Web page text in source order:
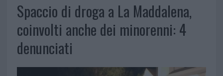
Spaccio di droga a La Maddalena,
coinvolti anche dei minorenni: 4
denunciati